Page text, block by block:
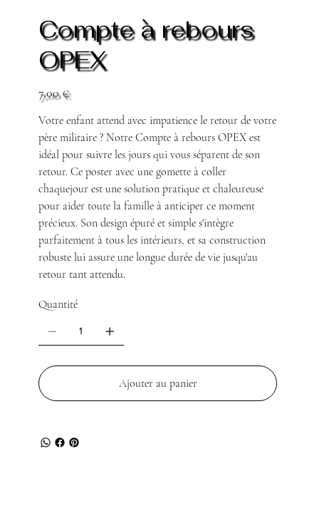
Compte à rebours
OPEX
7,00 €
Votre enfant attend avec impatience le retour de votre
père militaire ? Notre Compte à rebours OPEX est
idéal pour suivre les jours qui vous séparent de son
retour. Ce poster avec une gomette à coller
chaquejour est une solution pratique et chaleureuse
pour aider toute la famille à anticiper ce moment
précieux. Son design épuré et simple s'intègre
parfaitement à tous les intérieurs, et sa construction
robuste lui assure une longue durée de vie jusqu'au
retour tant attendu.
Quantité
Ajouter au panier